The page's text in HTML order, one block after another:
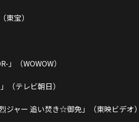
東宝）
」（WOWOW）
（テレビ朝日）
ャー 追い焚き☆御免」（東映ビデオ）